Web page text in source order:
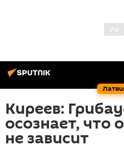
Киреев:
осознает, что
не зависит